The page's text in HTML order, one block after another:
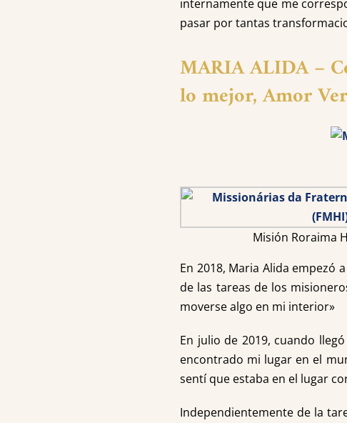
internamente que me
pasar por tantas
MARIA ALIDA –
lo mejor, Amor
Misión Roraima
En 2018, Maria Alida empezó
de las tareas de los
moverse algo en mi interior»
En julio de 2019, cuando
encontrado mi lugar en el
sentí que estaba en el lugar
Independientemente de la